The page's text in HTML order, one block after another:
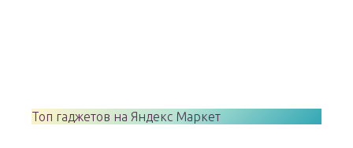
Топ гаджетов на Яндекс Маркет